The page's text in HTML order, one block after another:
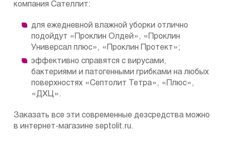
компания Сателлит:
для ежедневной влажной уборки отлично
подойдут «Проклин Олдей», «Проклин
Универсал плюс», «Проклин Протект»;
эффективно справятся с вирусами,
бактериями и патогенными грибками на любых
поверхностях «Септолит Тетра», «Плюс»,
«ДХЦ».
Заказать все эти современные дезсредства можно
в интернет-магазине septolit.ru.